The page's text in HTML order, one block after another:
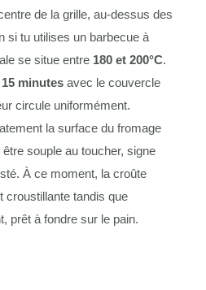
de la grille, au-dessus des
si tu utilises un barbecue à
se situe entre 180 et 200°C.
15 minutes avec le couvercle
circule uniformément.
la surface du fromage
souple au toucher, signe
À ce moment, la croûte
croustillante tandis que
prêt à fondre sur le pain.